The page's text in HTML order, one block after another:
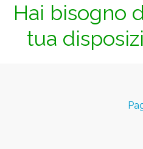
Hai bisogno
tua